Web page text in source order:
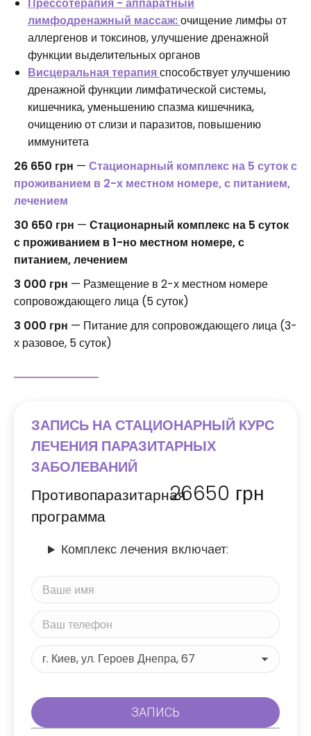
Прессотерапия - аппаратный
лимфодренажный массаж:очищение лимфы от
аллергенов и токсинов, улучшение дренажной
функции выделительных органов
Висцеральная терапияспособствует улучшению
дренажной функции лимфатической системы,
кишечника, уменьшению спазма кишечника,
очищению от слизи и паразитов, повышению
иммунитета
26 650 грн — Стационарный комплекс на 5 суток с
проживанием в 2-х местном номере, с питанием,
лечением
30 650 грн — Стационарный комплекс на 5 суток
с проживанием в 1-но местном номере, с
питанием, лечением
3 000 грн — Размещение в 2-х местном номере
сопровождающего лица (5 суток)
3 000 грн — Питание для сопровождающего лица (3-
х разовое, 5 суток)
ЗАПИСЬ НА СТАЦИОНАРНЫЙ КУРС
ЛЕЧЕНИЯ ПАРАЗИТАРНЫХ
ЗАБОЛЕВАНИЙ
Противопаразитарная
программа
26650 грн
Комплекс лечения включает: